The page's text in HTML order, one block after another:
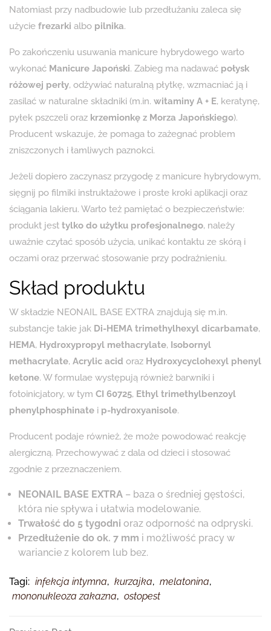
Natomiast przy nadbudowie lub przedłużaniu zaleca się
użycie frezarki albo pilnika.
Po zakończeniu usuwania manicure hybrydowego warto
wykonać Manicure Japoński. Zabieg ma nadawać połysk
różowej perły, odżywiać naturalną płytkę, wzmacniać ją i
zasilać w naturalne składniki (m.in. witaminy A + E, keratynę,
pyłek pszczeli oraz krzemionkę z Morza Japońskiego).
Producent wskazuje, że pomaga to zażegnać problem
zniszczonych i łamliwych paznokci.
Jeżeli dopiero zaczynasz przygodę z manicure hybrydowym,
sięgnij po filmiki instruktażowe i proste kroki aplikacji oraz
ściągania lakieru. Warto też pamiętać o bezpieczeństwie:
produkt jest tylko do użytku profesjonalnego, należy
uważnie czytać sposób użycia, unikać kontaktu ze skórą i
oczami oraz przerwać stosowanie przy podrażnieniu.
Skład produktu
W składzie NEONAIL BASE EXTRA znajdują się m.in.
substancje takie jak Di-HEMA trimethylhexyl dicarbamate,
HEMA, Hydroxypropyl methacrylate, Isobornyl
methacrylate, Acrylic acid oraz Hydroxycyclohexyl phenyl
ketone. W formulae występują również barwniki i
fotoinicjatory, w tym CI 60725, Ethyl trimethylbenzoyl
phenylphosphinate i p-hydroxyanisole.
Producent podaje również, że może powodować reakcję
alergiczną. Przechowywać z dala od dzieci i stosować
zgodnie z przeznaczeniem.
NEONAIL BASE EXTRA – baza o średniej gęstości,
która nie spływa i ułatwia modelowanie.
Trwałość do 5 tygodni oraz odporność na odpryski.
Przedłużenie do ok. 7 mm i możliwość pracy w
wariancie z kolorem lub bez.
Tagi: infekcja intymna, kurzajka, melatonina,
mononukleoza zakazna, ostopest